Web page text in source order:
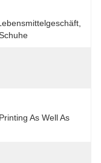
As Well As